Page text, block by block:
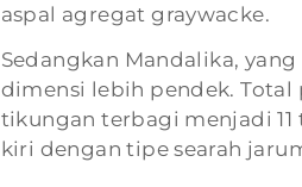
aspal agregat graywacke.
Sedangkan Mandalika,
dimensi lebih pendek. Total
tikungan terbagi menjadi
kiri dengan tipe searah